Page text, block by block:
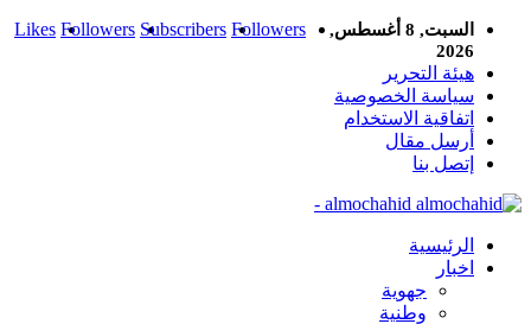
Likes Followers Subscribers Followers
السبت, 8 أغسطس,
2026
هيئة التحرير
سياسة الخصوصية
اتفاقية الاستخدام
أرسل مقال
إتصل بنا
almochahid -
الرئيسية
اخبار
جهوية
وطنية